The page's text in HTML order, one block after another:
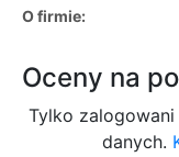
O firmie:
Oceny na
Tylko
danych.